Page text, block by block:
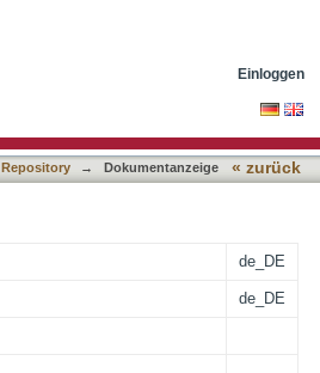
Einloggen
→ Dokumentanzeige « zurück
de_DE
de_DE